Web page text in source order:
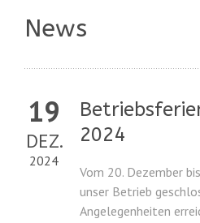
News
19
DEZ.
2024
2024
Vom 20. Dezember
unser Betrieb
Angelegenheiten